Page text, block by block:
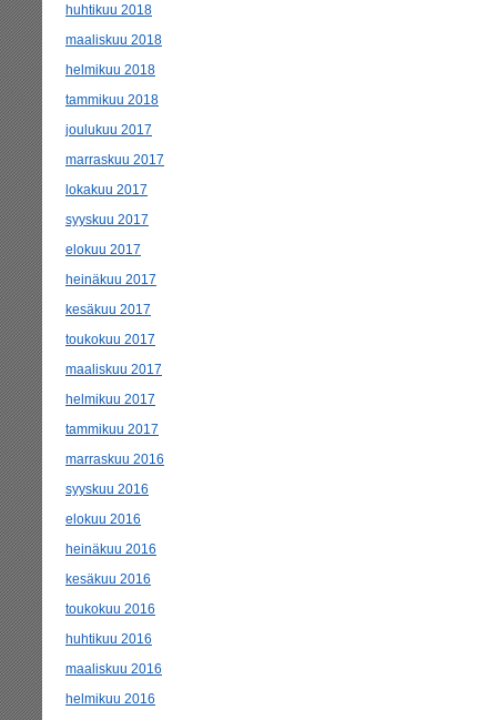
huhtikuu 2018
maaliskuu 2018
helmikuu 2018
tammikuu 2018
joulukuu 2017
marraskuu 2017
lokakuu 2017
syyskuu 2017
elokuu 2017
heinäkuu 2017
kesäkuu 2017
toukokuu 2017
maaliskuu 2017
helmikuu 2017
tammikuu 2017
marraskuu 2016
syyskuu 2016
elokuu 2016
heinäkuu 2016
kesäkuu 2016
toukokuu 2016
huhtikuu 2016
maaliskuu 2016
helmikuu 2016